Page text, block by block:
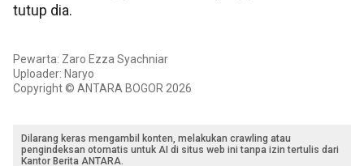
tutup dia.
Pewarta: Zaro Ezza Syachniar
Uploader: Naryo
Copyright © ANTARA BOGOR 2026
Dilarang keras mengambil konten, melakukan crawling atau
pengindeksan otomatis untuk AI di situs web ini tanpa izin tertulis dari
Kantor Berita ANTARA.